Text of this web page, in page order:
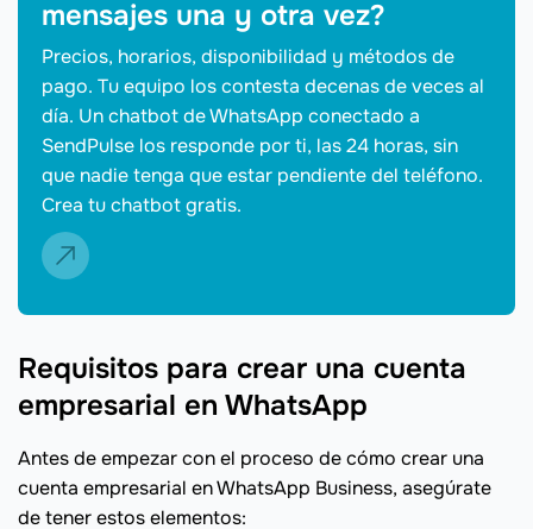
mensajes una y otra vez?
Precios, horarios, disponibilidad y métodos de
pago. Tu equipo los contesta decenas de veces al
día. Un chatbot de WhatsApp conectado a
SendPulse los responde por ti, las 24 horas, sin
que nadie tenga que estar pendiente del teléfono.
Crea tu chatbot gratis.
Requisitos para crear una cuenta
empresarial en WhatsApp
Antes de empezar con el proceso de cómo crear una
cuenta empresarial en WhatsApp Business, asegúrate
de tener estos elementos: